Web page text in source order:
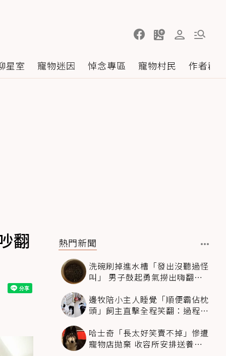
星室 寵物迷因 悼念專區 寵物村民 作者群
翻
熱門新聞
洗碗刷掉進水槽「發出沒聽過怪
叫」 男子鼓起勇氣撈出嗨翻：
邊牧陪小主人睡覺「順便霸佔枕
頭」飼主直擊全程笑翻：過程絲
哈士奇「長太好笑賣不掉」慘遭
寵物店拋棄 收容所安排送養活